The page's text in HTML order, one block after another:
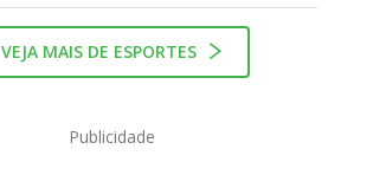
VEJA MAIS DE ESPORTES
Publicidade